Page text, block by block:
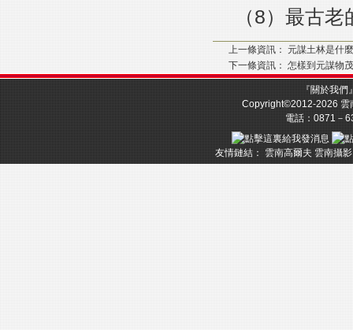
（8）最古
上一條資訊： 元謀土林是什
下一條資訊： 怎樣到元謀物
『關於我們
Copyright©2012-2026雲
電話：0871－
友情鏈結：雲南高爾夫 雲南攝影